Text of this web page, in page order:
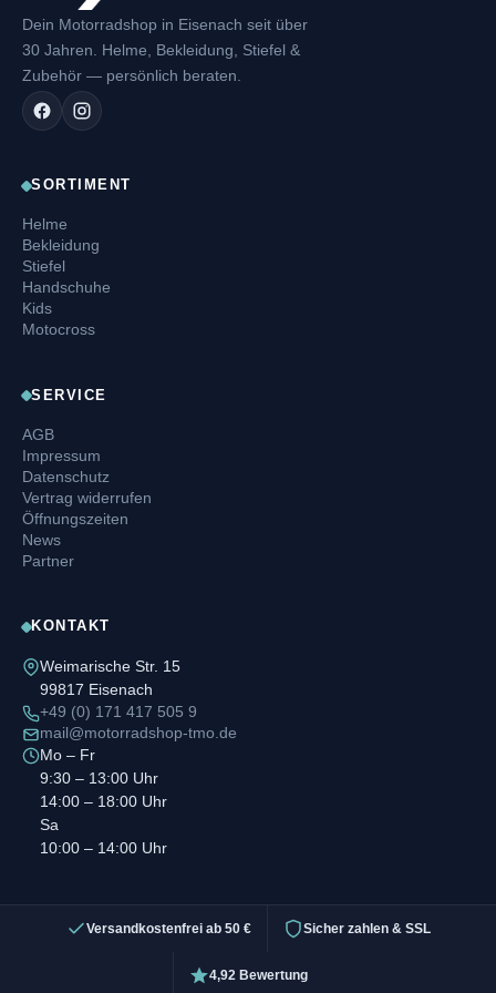
Dein Motorradshop in Eisenach seit über
30 Jahren. Helme, Bekleidung, Stiefel &
Zubehör — persönlich beraten.
SORTIMENT
Helme
Bekleidung
Stiefel
Handschuhe
Kids
Motocross
SERVICE
AGB
Impressum
Datenschutz
Vertrag widerrufen
Öffnungszeiten
News
Partner
KONTAKT
Weimarische Str. 15
99817 Eisenach
+49 (0) 171 417 505 9
mail@motorradshop-tmo.de
Mo – Fr
9:30 – 13:00 Uhr
14:00 – 18:00 Uhr
Sa
10:00 – 14:00 Uhr
Versandkostenfrei ab 50 € Sicher zahlen & SSL
4,92 Bewertung